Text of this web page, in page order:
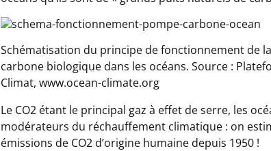
Schématisation du principe de fonctionnement de
carbone biologique dans les océans. Source :
Climat, www.ocean-climate.org
Le CO2 étant le principal gaz à effet de serre, les
modérateurs du réchauffement climatique : on
émissions de CO2 d’origine humaine depuis 1950 !